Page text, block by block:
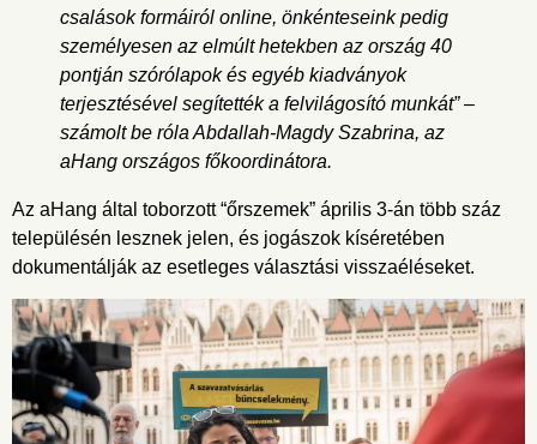
csalások formáiról online, önkénteseink pedig
személyesen az elmúlt hetekben az ország 40
pontján szórólapok és egyéb kiadványok
terjesztésével segítették a felvilágosító munkát” –
számolt be róla Abdallah-Magdy Szabrina, az
aHang országos főkoordinátora.
Az aHang által toborzott “őrszemek” április 3-án több száz
településén lesznek jelen, és jogászok kíséretében
dokumentálják az esetleges választási visszaéléseket.